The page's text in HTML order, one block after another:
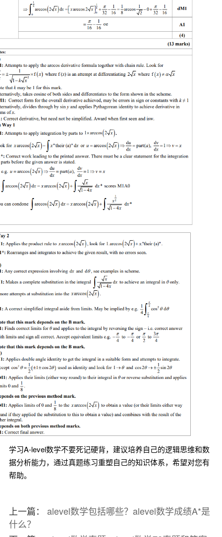
学习A-level数学不要死记硬背，建议培养自己的逻辑思维和数
据分析能力，通过真题练习重塑自己的知识体系，希望对您有
帮助。
上一篇： alevel数学包括哪些？alevel数学成绩A*是
什么？